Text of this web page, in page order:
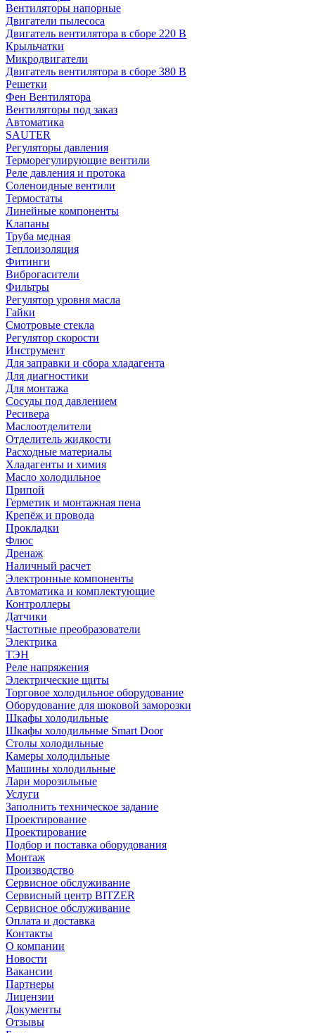
Вентиляторы напорные
Двигатели пылесоса
Двигатель вентилятора в сборе 220 В
Крыльчатки
Микродвигатели
Двигатель вентилятора в сборе 380 В
Решетки
Фен Вентилятора
Вентиляторы под заказ
Автоматика
SAUTER
Регуляторы давления
Терморегулирующие вентили
Реле давления и протока
Соленоидные вентили
Термостаты
Линейные компоненты
Клапаны
Труба медная
Теплоизоляция
Фитинги
Виброгасители
Фильтры
Регулятор уровня масла
Гайки
Смотровые стекла
Регулятор скорости
Инструмент
Для заправки и сбора хладагента
Для диагностики
Для монтажа
Сосуды под давлением
Ресивера
Маслоотделители
Отделитель жидкости
Расходные материалы
Хладагенты и химия
Масло холодильное
Припой
Герметик и монтажная пена
Крепёж и провода
Прокладки
Флюс
Дренаж
Наличный расчет
Электронные компоненты
Автоматика и комплектующие
Контроллеры
Датчики
Частотные преобразователи
Электрика
ТЭН
Реле напряжения
Электрические щиты
Торговое холодильное оборудование
Оборудование для шоковой заморозки
Шкафы холодильные
Шкафы холодильные Smart Door
Столы холодильные
Камеры холодильные
Машины холодильные
Лари морозильные
Услуги
Заполнить техническое задание
Проектирование
Проектирование
Подбор и поставка оборудования
Монтаж
Производство
Сервисное обслуживание
Сервисный центр BITZER
Сервисное обслуживание
Оплата и доставка
Контакты
О компании
Новости
Вакансии
Партнеры
Лицензии
Документы
Отзывы